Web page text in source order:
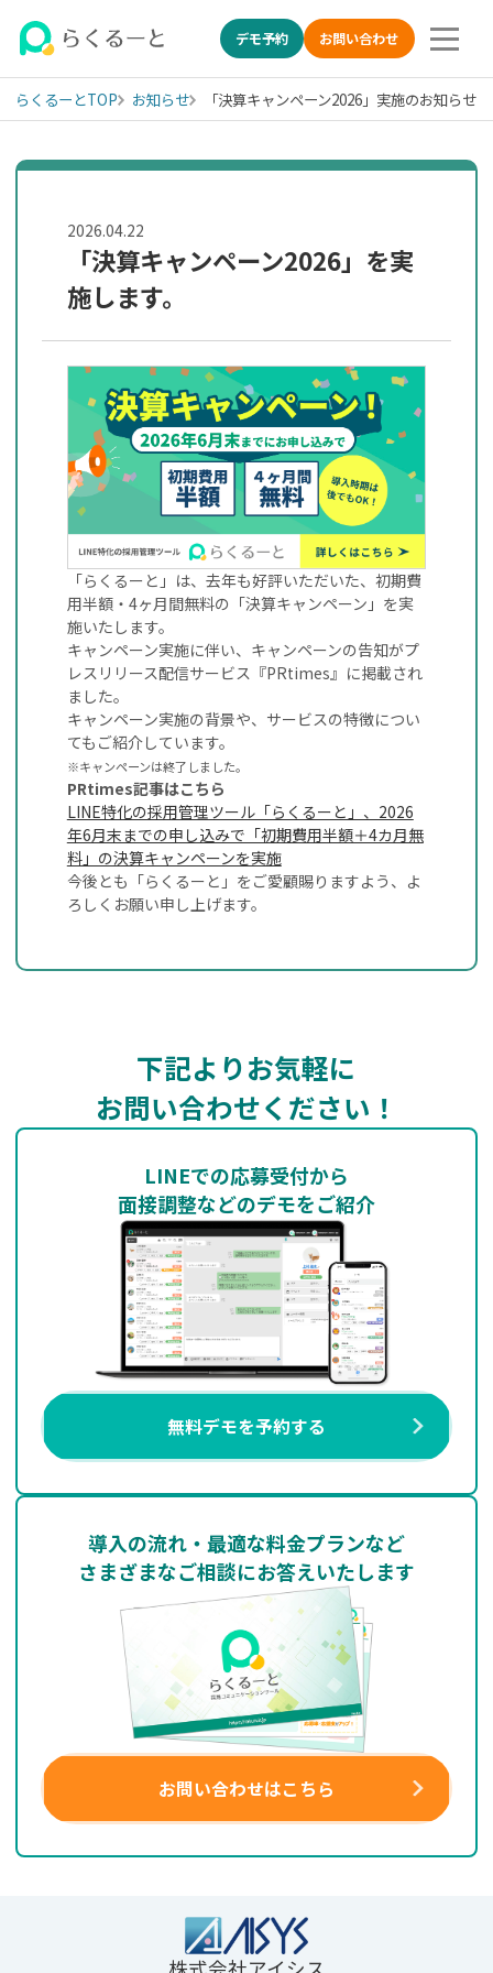
デモ予約 お問い合わせ
らくるーとTOP お知らせ 「決算キャンペーン2026」実施のお知らせ
LINE特化の採用管理シス
2026.04.22
「決算キャンペーン2026」を実
施します。
「らくるーと」は、去年も好評いただいた、初期費
用半額・4ヶ月間無料の「決算キャンペーン」を実
施いたします。
キャンペーン実施に伴い、キャンペーンの告知がプ
レスリリース配信サービス『PRtimes』に掲載され
ました。
キャンペーン実施の背景や、サービスの特徴につい
てもご紹介しています。
※キャンペーンは終了しました。
PRtimes記事はこちら
LINE特化の採用管理ツール「らくるーと」、2026
年6月末までの申し込みで「初期費用半額＋4カ月無
料」の決算キャンペーンを実施
今後とも「らくるーと」をご愛顧賜りますよう、よ
ろしくお願い申し上げます。
下記よりお気軽に
お問い合わせください！
LINEでの応募受付から
面接調整などのデモをご紹介
無料デモを予約する
導入の流れ・最適な料金プランなど
さまざまなご相談にお答えいたします
お問い合わせはこちら